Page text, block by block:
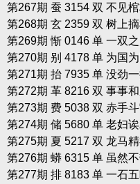
第267期 蚕 3154 双 不见
第268期 玄 2359 双 树上
第269期 惭 0146 单 一双
第270期 别 4178 单 为国
第271期 抬 7935 单 没劲
第272期 革 8216 双 事事
第273期 费 5038 双 赤手
第274期 储 5680 单 老妇
第275期 夏 5217 双 龙马
第276期 蟒 6315 单 虽然
第277期 排 8183 单 一石